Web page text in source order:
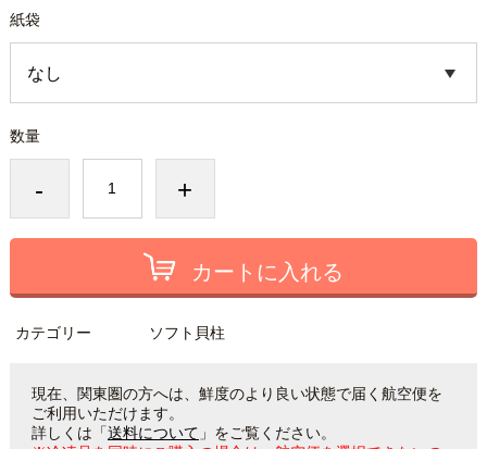
紙袋
数量
- +
カートに入れる
カテゴリー ソフト貝柱
現在、関東圏の方へは、鮮度のより良い状態で届く航空便を
ご利用いただけます。
詳しくは「送料について 」をご覧ください。